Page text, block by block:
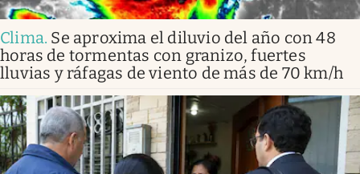
Clima. Se aproxima el diluvio del año con 48
horas de tormentas con granizo, fuertes
lluvias y ráfagas de viento de más de 70 km/h